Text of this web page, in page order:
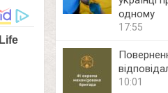
одному
17:55
10:01